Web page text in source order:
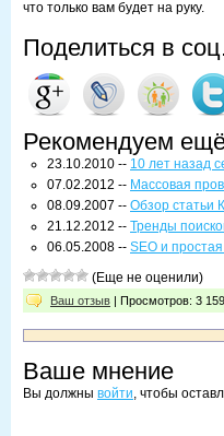
что только вам будет на руку.
Поделиться в
Рекомендуем
23.10.2010 -- 10 лет назад
07.02.2012 -- Массовая
08.09.2007 -- Обзор статьи
21.12.2012 -- Тренды
06.05.2008 -- SEO и простая
(Еще не оценили)
Ваш отзыв | Просмотров: 3 159
Ваше мнение
Вы должны войти, чтобы